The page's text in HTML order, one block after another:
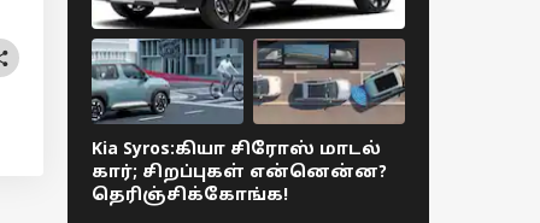
Kia Syros:கியா சிரோஸ் மாடல்
கார்; சிறப்புகள் என்னென்ன?
தெரிஞ்சிக்கோங்க!